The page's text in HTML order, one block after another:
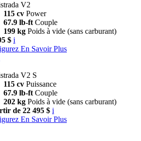
V2
115 cv Power
67.9 lb-ft Couple
199 kg Poids à vide (sans carburant)
$ i
En Savoir Plus
V2 S
115 cv Puissance
67.9 lb-ft Couple
202 kg Poids à vide (sans carburant)
de 22 495 $ i
En Savoir Plus